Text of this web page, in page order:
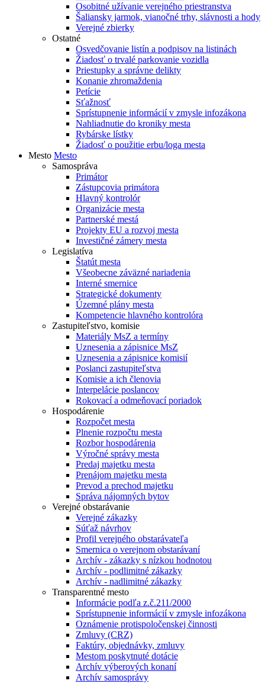
Osobitné užívanie verejného priestranstva
Šaliansky jarmok, vianočné trhy, slávnosti a hody
Verejné zbierky
Ostatné
Osvedčovanie listín a podpisov na listinách
Žiadosť o trvalé parkovanie vozidla
Priestupky a správne delikty
Konanie zhromaždenia
Petície
Sťažnosť
Sprístupnenie informácií v zmysle infozákona
Nahliadnutie do kroniky mesta
Rybárske lístky
Žiadosť o použitie erbu/loga mesta
Mesto Mesto
Samospráva
Primátor
Zástupcovia primátora
Hlavný kontrolór
Organizácie mesta
Partnerské mestá
Projekty EU a rozvoj mesta
Investičné zámery mesta
Legislatíva
Štatút mesta
Všeobecne záväzné nariadenia
Interné smernice
Strategické dokumenty
Územné plány mesta
Kompetencie hlavného kontrolóra
Zastupiteľstvo, komisie
Materiály MsZ a termíny
Uznesenia a zápisnice MsZ
Uznesenia a zápisnice komisií
Poslanci zastupiteľstva
Komisie a ich členovia
Interpelácie poslancov
Rokovací a odmeňovací poriadok
Hospodárenie
Rozpočet mesta
Plnenie rozpočtu mesta
Rozbor hospodárenia
Výročné správy mesta
Predaj majetku mesta
Prenájom majetku mesta
Prevod a prechod majetku
Správa nájomných bytov
Verejné obstarávanie
Verejné zákazky
Súťaž návrhov
Profil verejného obstarávateľa
Smernica o verejnom obstarávaní
Archív - zákazky s nízkou hodnotou
Archív - podlimitné zákazky
Archív - nadlimitné zákazky
Transparentné mesto
Informácie podľa z.č.211/2000
Sprístupnenie informácií v zmysle infozákona
Oznámenie protispoločenskej činnosti
Zmluvy (CRZ)
Faktúry, objednávky, zmluvy
Mestom poskytnuté dotácie
Archív výberových konaní
Archív samosprávy